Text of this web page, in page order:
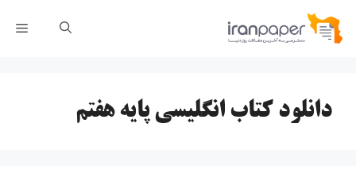
پرش
دانلود کتاب انگلیسی پایه هفتم